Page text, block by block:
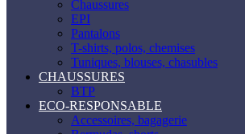
Chaussures
EPI
Pantalons
T-shirts, polos, chemises
Tuniques, blouses, chasubles
CHAUSSURES
BTP
ECO-RESPONSABLE
Accessoires, bagagerie